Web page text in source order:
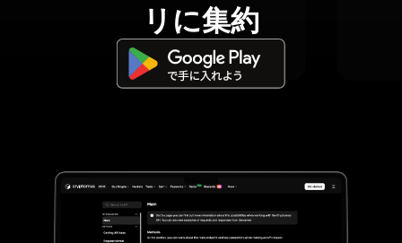
リに集約